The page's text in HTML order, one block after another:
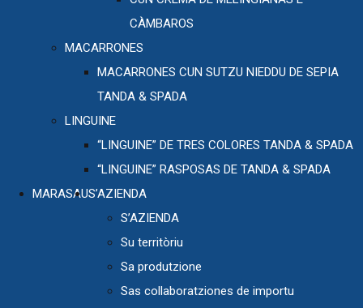
CÀMBAROS
MACARRONES
MACARRONES CUN SUTZU NIEDDU DE SEPIA
TANDA & SPADA
LINGUINE
“LINGUINE” DE TRES COLORES TANDA & SPADA
“LINGUINE” RASPOSAS DE TANDA & SPADA
MARASAUS’AZIENDA
S’AZIENDA
Su territòriu
Sa produtzione
Sas collaboratziones de importu